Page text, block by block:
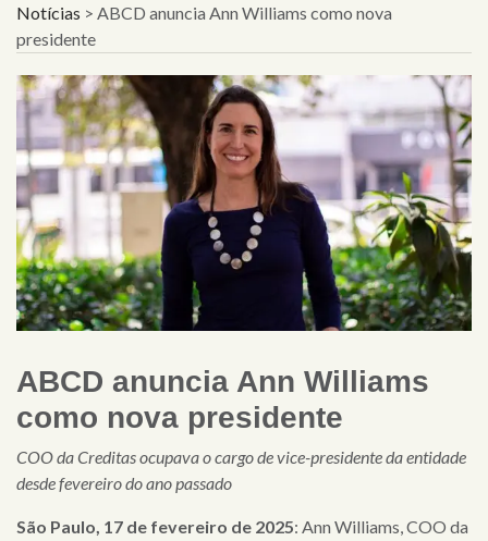
Notícias > ABCD anuncia Ann Williams como nova
presidente
ABCD anuncia Ann Williams
como nova presidente
COO da Creditas ocupava o cargo de vice-presidente da entidade
desde fevereiro do ano passado
São Paulo, 17 de fevereiro de 2025: Ann Williams, COO da